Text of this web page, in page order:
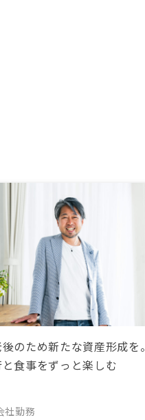
のため新たな資産形成を。
食事をずっと楽しむ
社勤務